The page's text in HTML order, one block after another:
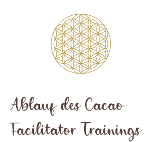
Ablauf des Cacao
Facilitator Trainings